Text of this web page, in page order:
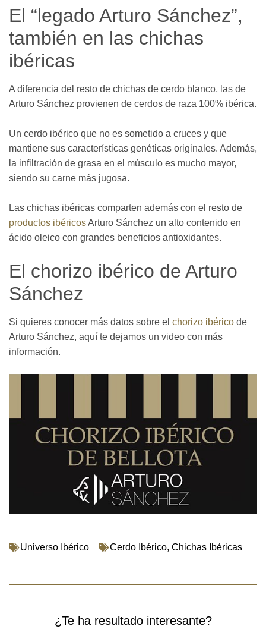
El “legado Arturo Sánchez”,
también en las chichas
ibéricas
A diferencia del resto de chichas de cerdo blanco, las de
Arturo Sánchez provienen de cerdos de raza 100% ibérica.
Un cerdo ibérico que no es sometido a cruces y que
mantiene sus características genéticas originales. Además,
la infiltración de grasa en el músculo es mucho mayor,
siendo su carne más jugosa.
Las chichas ibéricas comparten además con el resto de
productos ibéricosArturo Sánchez un alto contenido en
ácido oleico con grandes beneficios antioxidantes.
El chorizo ibérico de Arturo
Sánchez
Si quieres conocer más datos sobre el chorizo ibérico de
Arturo Sánchez, aquí te dejamos un video con más
información.
Universo Ibérico Cerdo Ibérico, Chichas Ibéricas
¿Te ha resultado interesante?